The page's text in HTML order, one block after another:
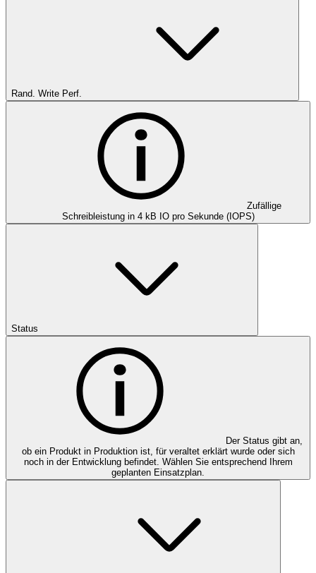
Rand. Write Perf.
Zufällige
Schreibleistung in 4 kB IO pro Sekunde (IOPS)
Status
Der Status gibt an,
ob ein Produkt in Produktion ist, für veraltet erklärt wurde oder sich
noch in der Entwicklung befindet. Wählen Sie entsprechend Ihrem
geplanten Einsatzplan.